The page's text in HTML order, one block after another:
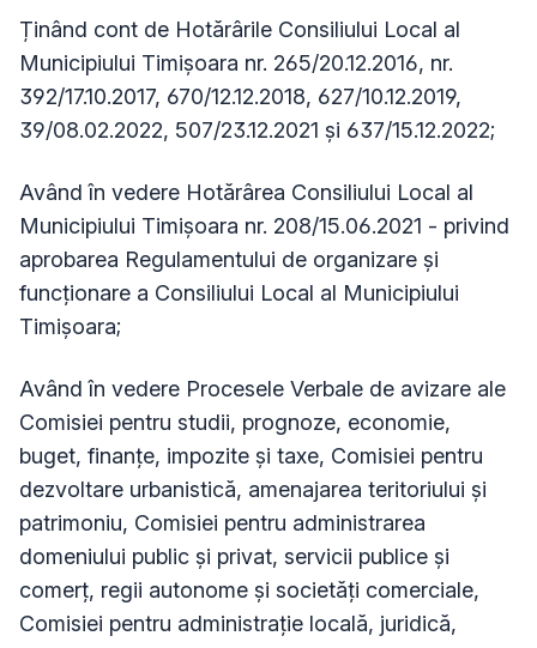
Ținând cont de Hotărârile Consiliului Local al
Municipiului Timişoara nr. 265/20.12.2016, nr.
392/17.10.2017, 670/12.12.2018, 627/10.12.2019,
39/08.02.2022, 507/23.12.2021 și 637/15.12.2022;
Având în vedere Hotărârea Consiliului Local al
Municipiului Timișoara nr. 208/15.06.2021 - privind
aprobarea Regulamentului de organizare și
funcționare a Consiliului Local al Municipiului
Timișoara;
Având în vedere Procesele Verbale de avizare ale
Comisiei pentru studii, prognoze, economie,
buget, finanţe, impozite şi taxe, Comisiei pentru
dezvoltare urbanistică, amenajarea teritoriului şi
patrimoniu, Comisiei pentru administrarea
domeniului public şi privat, servicii publice şi
comerţ, regii autonome şi societăţi comerciale,
Comisiei pentru administraţie locală, juridică,